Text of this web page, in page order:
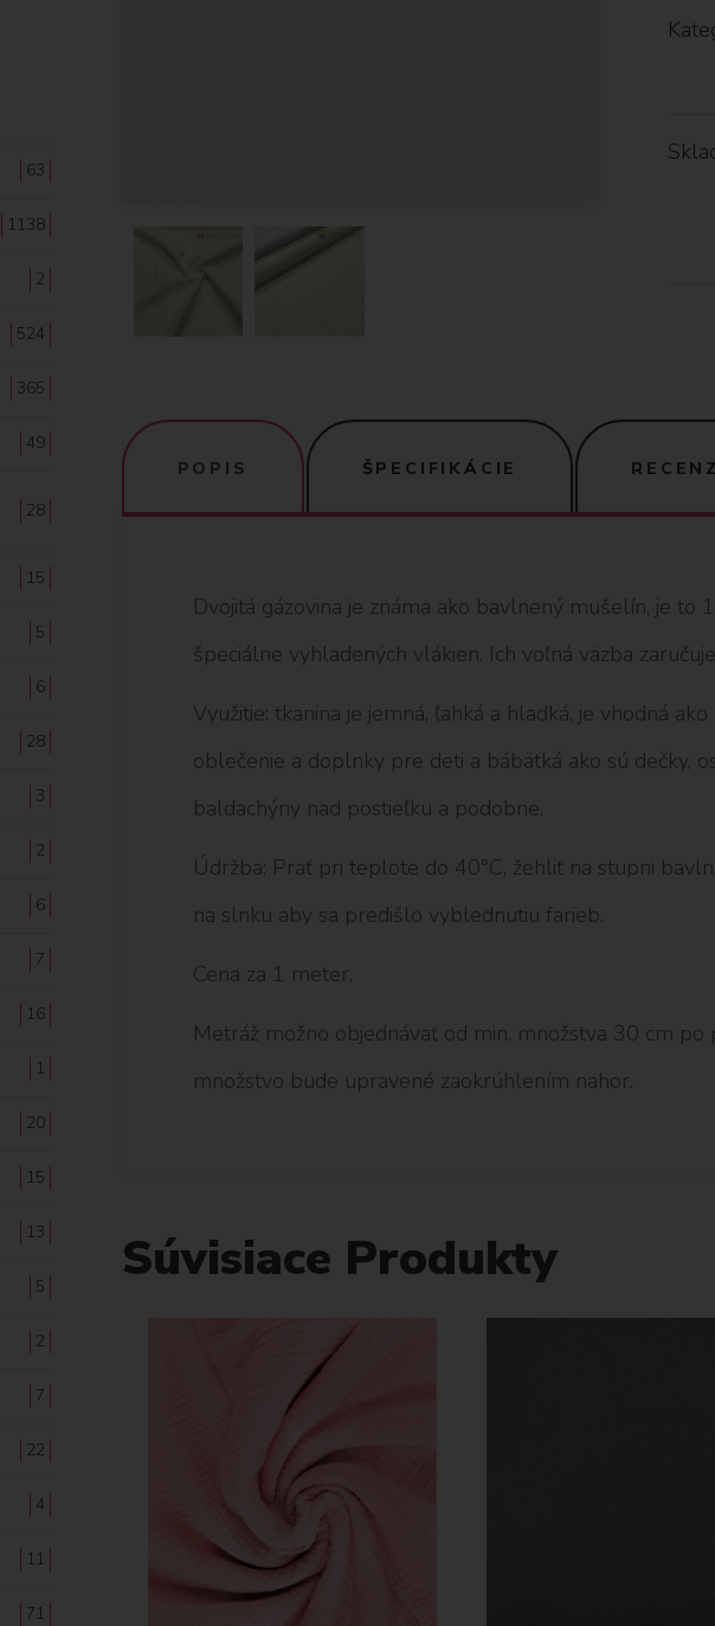
POPIS ŠPECIFIKÁCIE
Dvojitá gázovina je známa ako bavlnený mušelín, je to
špeciálne vyhladených vlákien. Ich voľná väzba
Využitie: tkanina je jemná, ľahká a hladká, je vhodná
oblečenie a doplnky pre deti a bábätká ako sú dečky,
baldachýny nad postieľku a podobne.
Údržba: Prať pri teplote do 40°C, žehliť na stupni
na slnku aby sa predišlo vyblednutiu farieb.
Cena za 1 meter.
Metráž možno objednávať od min. množstva 30 cm
množstvo bude upravené zaokrúhlením nahor.
Súvisiace Produkty
63
1138
2
524
365
49
28
15
5
6
28
3
2
6
7
16
1
20
15
13
5
2
7
22
4
11
71